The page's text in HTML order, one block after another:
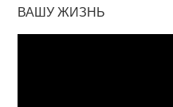
ВАШУ ЖИЗНЬ